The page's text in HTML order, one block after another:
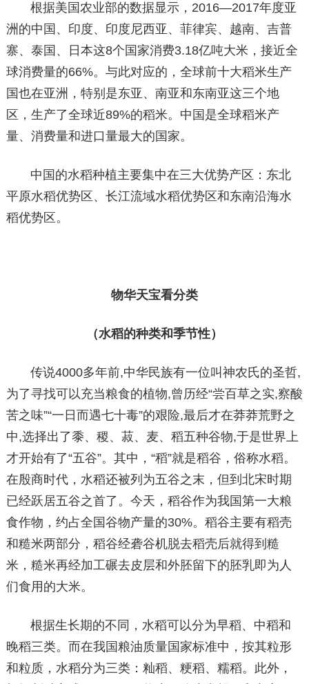
根据美国农业部的数据显示，2016—2017年度亚
洲的中国、印度、印度尼西亚、菲律宾、越南、吉普
寨、泰国、日本这8个国家消费3.18亿吨大米，接近全
球消费量的66%。与此对应的，全球前十大稻米生产
国也在亚洲，特别是东亚、南亚和东南亚这三个地
区，生产了全球近89%的稻米。中国是全球稻米产
量、消费量和进口量最大的国家。
中国的水稻种植主要集中在三大优势产区：东北
平原水稻优势区、长江流域水稻优势区和东南沿海水
稻优势区。
物华天宝看分类
（水稻的种类和季节性）
传说4000多年前,中华民族有一位叫神农氏的圣哲,
为了寻找可以充当粮食的植物,曾历经“尝百草之实,察酸
苦之味”“一日而遇七十毒”的艰险,最后才在莽莽荒野之
中,选择出了黍、稷、菽、麦、稻五种谷物,于是世界上
才开始有了“五谷”。其中，“稻”就是稻谷，俗称水稻。
在殷商时代，水稻还被列为五谷之末，但到北宋时期
已经跃居五谷之首了。今天，稻谷作为我国第一大粮
食作物，约占全国谷物产量的30%。稻谷主要有稻壳
和糙米两部分，稻谷经砻谷机脱去稻壳后就得到糙
米，糙米再经加工碾去皮层和外胚留下的胚乳即为人
们食用的大米。
根据生长期的不同，水稻可以分为早稻、中稻和
晚稻三类。而在我国粮油质量国家标准中，按其粒形
和粒质，水稻分为三类：籼稻、粳稻、糯稻。此外，